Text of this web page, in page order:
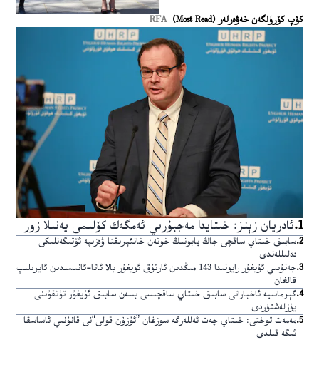
كۆپ كۆرۈلگەن خەۋەرلەر (Most Read) RFA
1
.ئادريان زېنز: خىتايدا مەجبۇرىي ئەمگەك كۆلىمى يەنىلا زور
2
.سابىق خىتاي ساقچى جاڭ يابونىڭ خوتەن خانئېرىقتا ۋەزىپە ئۆتىگەنلىكى
دەلىللەندى
3
.
جەنۇبىي ئۇيغۇر رايونىدا 143 مىڭدىن ئارتۇق ئويغۇر بالا ئاتا-ئانىسىدىن ئايرىلىپ
قالغان
4
.گېرمانىيە ئاخباراتى سابىق خىتاي ساقچىسى بىلەن سابىق ئۇيغۇر تۇتقۇننى
يۈزلەشتۈردى
5
.مەمەت توختى: خىتاي چەت ئەللەرگە سوزغان ”ئۇزۇن قولى“نى قانۇنىي ئاساسقا
ئىگە قىلدى